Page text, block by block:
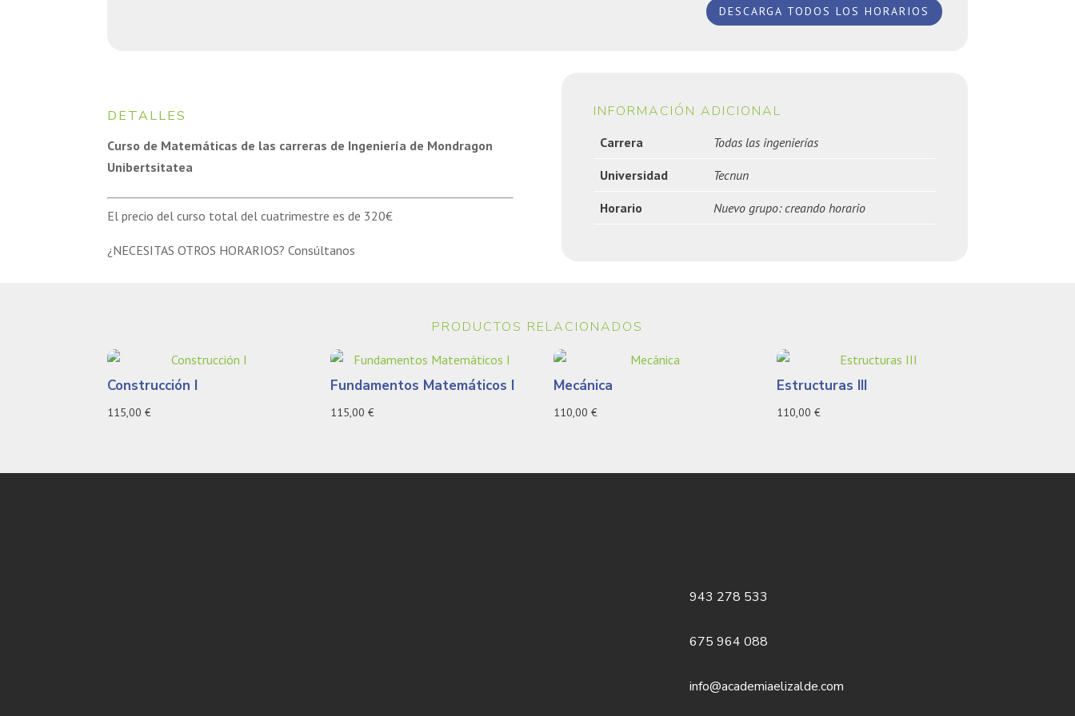
DESCARGA TODOS LOS HORARIOS
DETALLES
Curso de Matemáticas de las carreras de Ingeniería de Mondragon
Unibertsitatea
El precio del curso total del cuatrimestre es de 320€
¿NECESITAS OTROS HORARIOS? Consúltanos
INFORMACIÓN ADICIONAL
Carrera Todas las ingenierías
Universidad Tecnun
Horario Nuevo grupo: creando horario
PRODUCTOS RELACIONADOS
Construcción I
115,00€
Fundamentos Matemáticos I
115,00€
Mecánica
110,00€
Estructuras III
110,00€
943 278 533
675 964 088
info@academiaelizalde.com